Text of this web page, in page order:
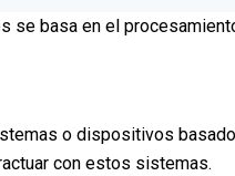
se basa en el
o dispositivos
con estos sistemas.